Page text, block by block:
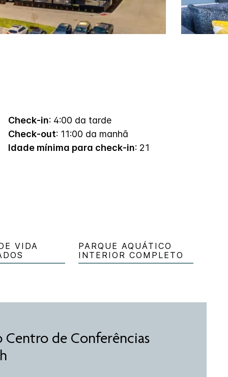
Check-in: 4:00 da tarde
Check-out: 11:00 da manhã
Idade mínima para check-in: 21
VIDA
PARQUE AQUÁTICO
INTERIOR COMPLETO
Centro de Conferências